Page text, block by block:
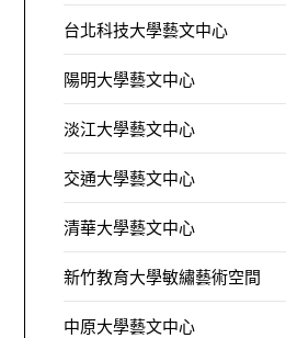
台北科技大學藝文中心
陽明大學藝文中心
淡江大學藝文中心
交通大學藝文中心
清華大學藝文中心
新竹教育大學敏繡藝術空間
中原大學藝文中心